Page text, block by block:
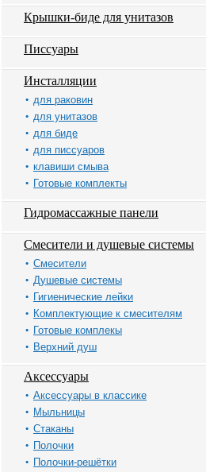
Крышки-биде для унитазов
Писсуары
Инсталляции
для раковин
для унитазов
для биде
для писсуаров
клавиши смыва
Готовые комплекты
Гидромассажные панели
Смесители и душевые системы
Смесители
Душевые системы
Гигиенические лейки
Комплектующие к смесителям
Готовые комплекы
Верхний душ
Аксессуары
Аксессуары в классике
Мыльницы
Стаканы
Полочки
Полочки-решётки